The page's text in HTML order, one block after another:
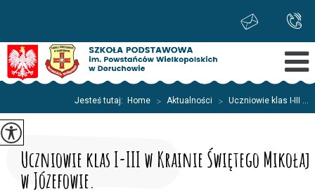
Jesteś tutaj: Home > Aktualności > Uczniowie klas I-III ...
Uczniowie klas I-III w Krainie Świętego
w Józefowie.